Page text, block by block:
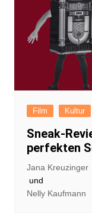
Film Kultur
Sneak-
perfekten
Jana Kreuzinger
und
Nelly Kaufmann